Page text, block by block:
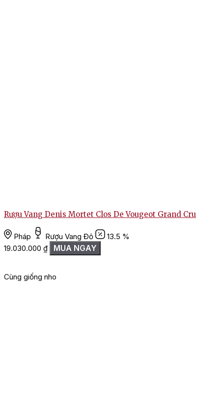
Rượu Vang Denis Mortet Clos De Vougeot Grand Cru
Pháp Rượu Vang Đỏ
13.5 %
19.030.000 ₫ MUA NGAY
Cùng giống nho